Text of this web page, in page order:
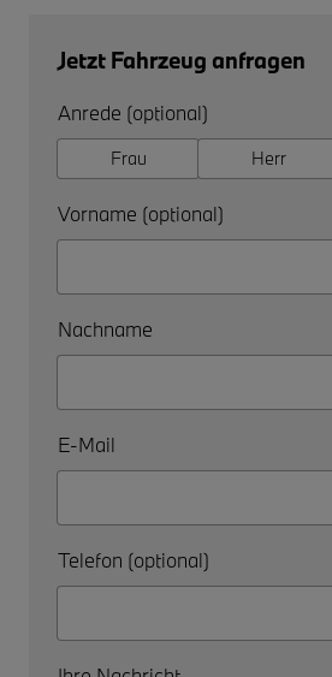
Jetzt Fahrzeug anfragen
Anrede (optional)
Frau Herr
Vorname (optional)
Nachname
E-Mail
Telefon (optional)